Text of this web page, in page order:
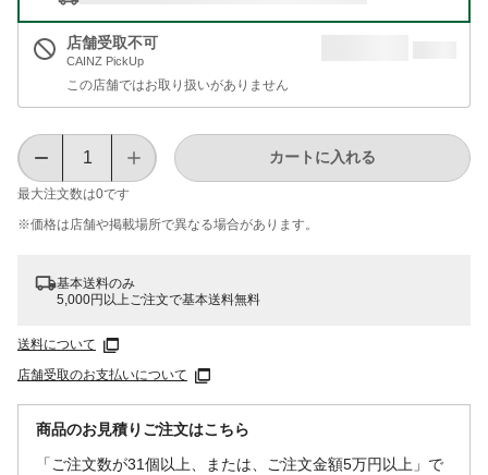
店舗受取不可
CAINZ PickUp
この店舗ではお取り扱いがありません
最大注文数は0です
カートに入れる
※価格は​店舗や​掲載場所で​異なる​場合が​あります。
基本送料のみ
5,000円以上ご注文で基本送料無料
送料について
店舗受取のお支払いについて
商品のお見積りご注文はこちら
「ご注文数が31個以上、または、ご注文金額5万円以上」で